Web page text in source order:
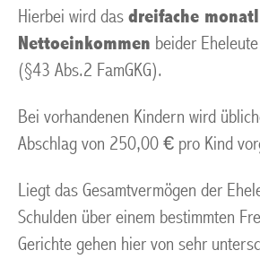
Hierbei wird das dreifache
Nettoeinkommen beider
(§43 Abs.2 FamGKG).
Bei vorhandenen Kindern wird
Abschlag von 250,00 € pro Kind
Liegt das Gesamtvermögen der
Schulden über einem bestimmten
Gerichte gehen hier von sehr